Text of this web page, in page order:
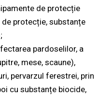
de protecție
protecție, substanțe
pardoselilor, a
mese, scaune),
pervarzul ferestrei, prin
cu substanțe biocide,